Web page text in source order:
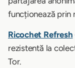
funcționează prin
Ricochet Refresh
rezistentă la
Tor.